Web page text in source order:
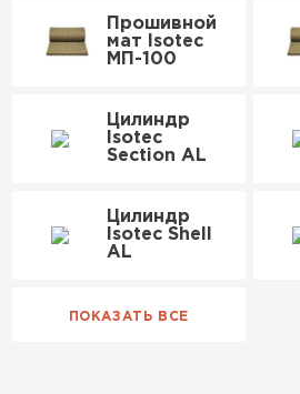
Прошивной
мат Isotec
МП-100
Цилиндр
Isotec
Section AL
Цилиндр
Isotec Shell
AL
Утеплитель
ПЕРЕЙТИ
Утеплитель
Утеплитель Теплекс
Утеплитель Эковер